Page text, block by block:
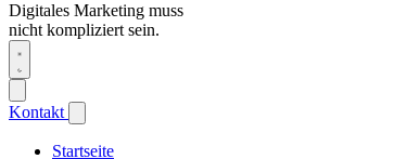
Digitales Marketing muss
nicht kompliziert sein.
Kontakt
Startseite